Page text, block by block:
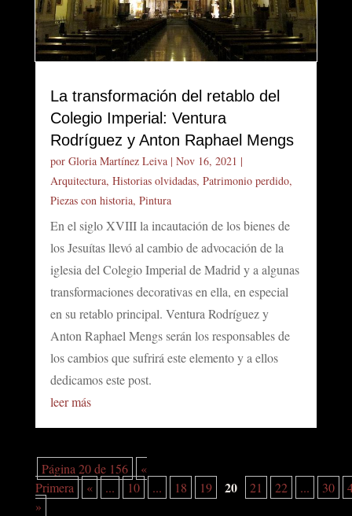
La transformación del retablo del
Colegio Imperial: Ventura
Rodríguez y Anton Raphael Mengs
por Gloria Martínez Leiva| Nov 16, 2021 |
Arquitectura, Historias olvidadas, Patrimonio perdido,
Piezas con historia, Pintura
En el siglo XVIII la incautación de los bienes de
los Jesuítas llevó al cambio de advocación de la
iglesia del Colegio Imperial de Madrid y a algunas
transformaciones decorativas en ella, en especial
en su retablo principal. Ventura Rodríguez y
Anton Raphael Mengs serán los responsables de
los cambios que sufrirá este elemento y a ellos
dedicamos este post.
leer más
Página 20 de 156
«
Primera
« ... 10 ... 18 19 20 21 22 ... 30
»